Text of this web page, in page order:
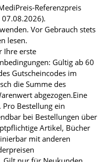
Referenzpreis
07.08.2026).
Vor Gebrauch stets
lesen.
Ihre erste
Gültig ab 60
Gutscheincodes im
die Summe des
abgezogen.Eine
Bestellung ein
bei Bestellungen über
Artikel, Bücher
mit anderen